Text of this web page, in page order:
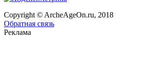
Copyright © ArcheAgeOn.ru, 2018
Обратная связь
Реклама